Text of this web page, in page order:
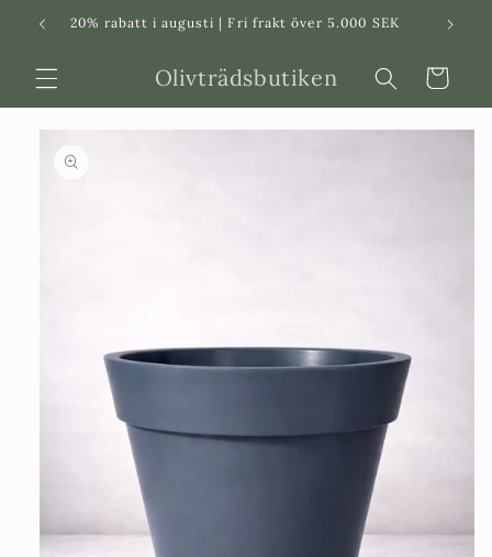
Svenska Dansk
20% rabatt i augusti | Fri frakt över 5.000 SEK
Olivträdsbutiken Varukorg